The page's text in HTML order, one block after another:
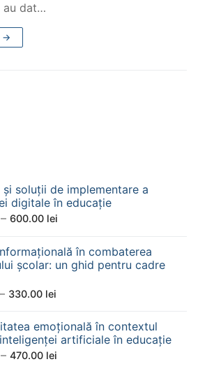
au dat…
→
și soluții de implementare a
digitale în educație
– 600.00 lei
prețuri:
250.00 lei
600.00 lei
în combaterea
școlar: un ghid pentru cadre
– 330.00 lei
prețuri:
150.00 lei
până
emoțională în contextul
artificiale în educație
– 470.00 lei